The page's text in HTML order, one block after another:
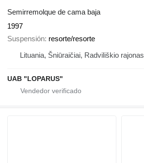
Semirremolque de cama baja
1997
Suspensión resorte/resorte
Lituania, Šniūraičiai, Radviliškio rajonas
UAB "LOPARUS"